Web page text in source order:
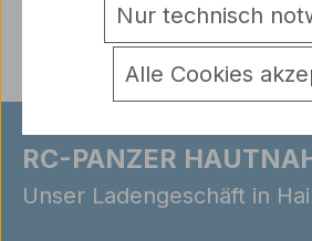
RC-PANZER
Unser Ladengeschäft in
Nur technisch
Alle Cookies